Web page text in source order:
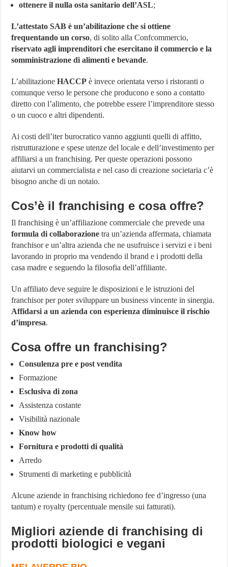
ottenere il nulla osta sanitario dell’ASL;
L’attestato SAB è un’abilitazione che si ottiene
frequentando un corso, di solito alla Confcommercio,
riservato agli imprenditori che esercitano il commercio e la
somministrazione di alimenti e bevande.
L’abilitazioneHACCP è invece orientata verso i ristoranti o
comunque verso le persone che producono e sono a contatto
diretto con l’alimento, che potrebbe essere l’imprenditore stesso
o un cuoco e altri dipendenti.
Ai costi dell’iter burocratico vanno aggiunti quelli di affitto,
ristrutturazione e spese utenze del locale e dell’investimento per
affiliarsi a un franchising. Per queste operazioni possono
aiutarvi un commercialista e nel caso di creazione societaria c’è
bisogno anche di un notaio.
Cos’è il franchising e cosa offre?
Il franchising è un’affiliazione commerciale che prevede una
formula di collaborazione tra un’azienda affermata, chiamata
franchisor e un’altra azienda che ne usufruisce i servizi e i beni
lavorando in proprio ma vendendo il brand e i prodotti della
casa madre e seguendo la filosofia dell’affiliante.
Un affiliato deve seguire le disposizioni e le istruzioni del
franchisor per poter sviluppare un business vincente in sinergia.
Affidarsi a un azienda con esperienza diminuisce il rischio
d’impresa.
Cosa offre un franchising?
Consulenza pre e post vendita
Formazione
Esclusiva di zona
Assistenza costante
Visibilità nazionale
Know how
Fornitura e prodotti di qualità
Arredo
Strumenti di marketing e pubblicità
Alcune aziende in franchising richiedono fee d’ingresso (una
tantum) e royalty (percentuale mensile sui fatturati).
Migliori aziende di franchising di
prodotti biologici e vegani